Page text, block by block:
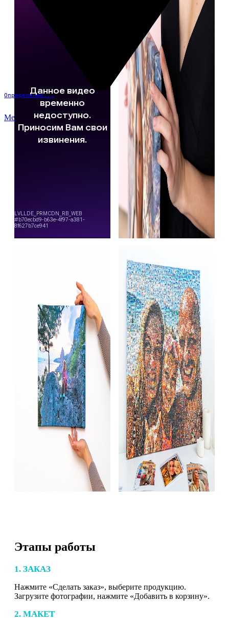
Определение...
Меню
Этапы работы
1. ЗАКАЗ
Нажмите «Сделать заказ», выберите продукцию.
Загрузите фотографии, нажмите «Добавить в корзину».
2. МАКЕТ